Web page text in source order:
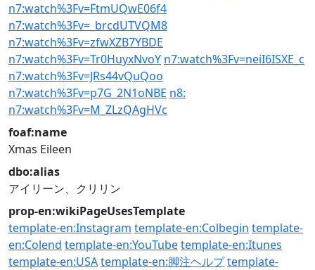
n7:watch%3Fv=FtmUQwE06f4
n7:watch%3Fv=_brcdUTVQM8
n7:watch%3Fv=zfwXZB7YBDE
n7:watch%3Fv=Tr0HuyxNvoY n7:watch%3Fv=neiI6ISXE_c
n7:watch%3Fv=JRs44vQuQoo
n7:watch%3Fv=p7G_2N1oNBE n8:
n7:watch%3Fv=M_ZLzQAgHVc
foaf:name
Xmas Eileen
dbo:alias
アイリーン、クリリン
prop-en:wikiPageUsesTemplate
template-en:Instagram template-en:Colbegin template-
en:Colend template-en:YouTubetemplate-en:Itunes
template-en:USAtemplate-en:脚注ヘルプtemplate-